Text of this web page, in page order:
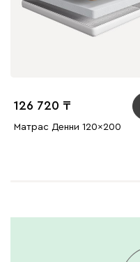
126 720
Матрас Денни 120x200